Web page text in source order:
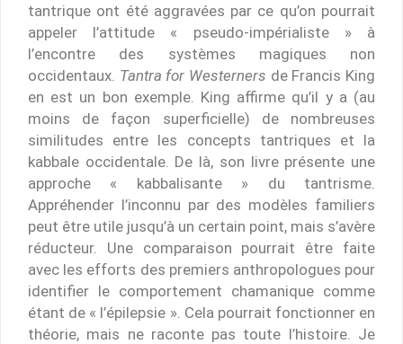
tantrique ont été aggravées par ce qu’on pourrait
appeler l’attitude « pseudo-impérialiste » à
l’encontre des systèmes magiques non
occidentaux. Tantra for Westerners de Francis King
en est un bon exemple. King affirme qu’il y a (au
moins de façon superficielle) de nombreuses
similitudes entre les concepts tantriques et la
kabbale occidentale. De là, son livre présente une
approche « kabbalisante » du tantrisme.
Appréhender l’inconnu par des modèles familiers
peut être utile jusqu’à un certain point, mais s’avère
réducteur. Une comparaison pourrait être faite
avec les efforts des premiers anthropologues pour
identifier le comportement chamanique comme
étant de « l’épilepsie ». Cela pourrait fonctionner en
théorie, mais ne raconte pas toute l’histoire. Je